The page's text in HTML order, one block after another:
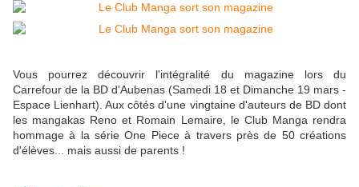
Vous pourrez découvrir l'intégralité du magazine lors du
Carrefour de la BD d'Aubenas (Samedi 18 et Dimanche 19 mars -
Espace Lienhart). Aux côtés d'une vingtaine d'auteurs de BD dont
les mangakas Reno et Romain Lemaire, le Club Manga rendra
hommage à la série One Piece à travers près de 50 créations
d'élèves... mais aussi de parents !